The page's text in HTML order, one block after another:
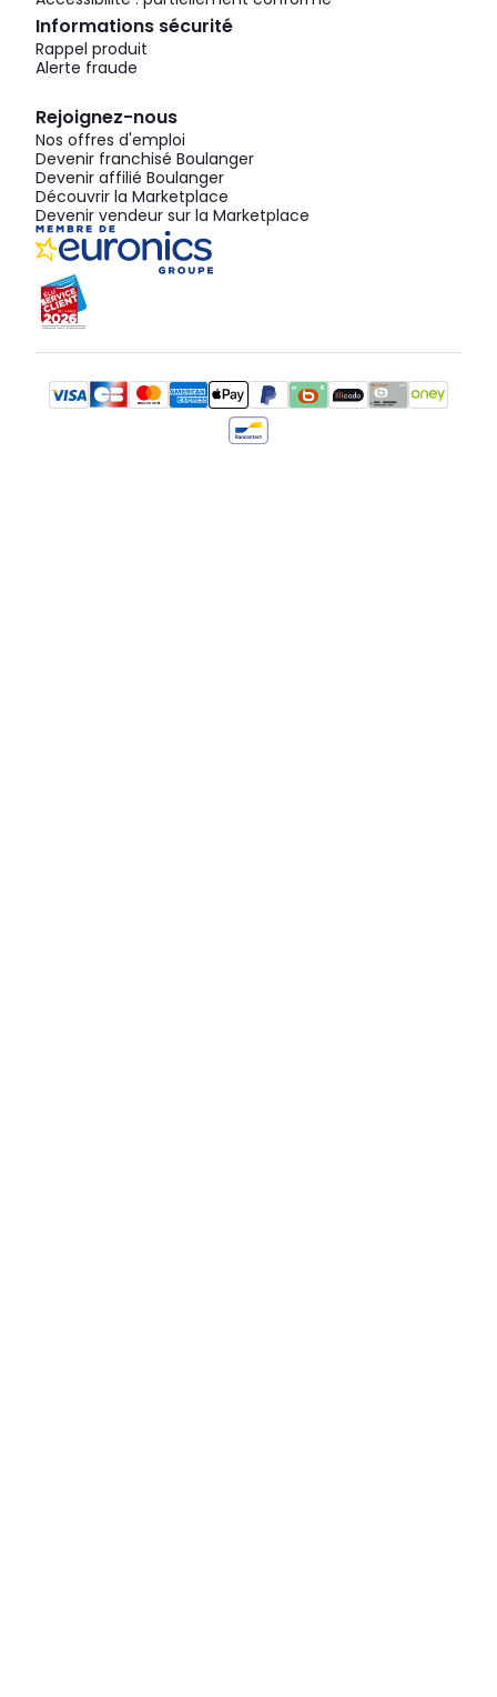
Informations sécurité
Rappel produit
Alerte fraude
Rejoignez-nous
Nos offres d'emploi
Devenir franchisé Boulanger
Devenir affilié Boulanger
Découvrir la Marketplace
Devenir vendeur sur la Marketplace